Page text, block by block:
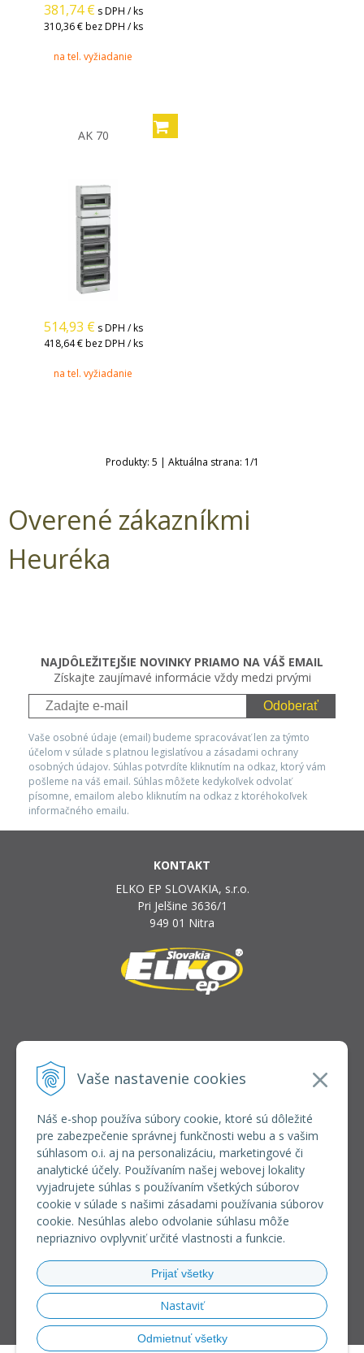
Vaše nastavenie cookies
Náš e-shop používa súbory cookie, ktoré sú dôležité
pre zabezpečenie správnej funkčnosti webu a s vašim
súhlasom o.i. aj na personalizáciu, marketingové či
analytické účely. Používaním našej webovej lokality
vyjadrujete súhlas s používaním všetkých súborov
cookie v súlade s našimi zásadami používania súborov
cookie. Nesúhlas alebo odvolanie súhlasu môže
nepriaznivo ovplyvniť určité vlastnosti a funkcie.
Prijať všetky
Nastaviť
Odmietnuť všetky
381,74 € s DPH / ks
310,36 € bez DPH / ks
na tel. vyžiadanie
AK 70
514,93 € s DPH / ks
418,64 € bez DPH / ks
na tel. vyžiadanie
Produkty: 5 | Aktuálna strana: 1/1
Overené zákazníkmi
Heuréka
NAJDÔLEŽITEJŠIE NOVINKY PRIAMO NA VÁŠ EMAIL
Získajte zaujímavé informácie vždy medzi prvými
Odoberať
Vaše osobné údaje (email) budeme spracovávať len za týmto
účelom v súlade s platnou legislatívou a zásadami ochrany
osobných údajov. Súhlas potvrdíte kliknutím na odkaz, ktorý vám
pošleme na váš email. Súhlas môžete kedykoľvek odvolať
písomne, emailom alebo kliknutím na odkaz z ktoréhokoľvek
informačného emailu.
KONTAKT
ELKO EP SLOVAKIA, s.r.o.
Pri Jelšine 3636/1
949 01 Nitra
INFOLINKA
+421 37 6586 731
VŠETKO O NÁKUPE
REGISTRÁCIA VEĽKOOBCHOD
Formulár na odsúpenie od zmluvy
Doprava a platba
Všeobecné obchodné podmienky
Reklamačný poriadok
Používanie súborov cookies
Riešenie sporov online (RSO)